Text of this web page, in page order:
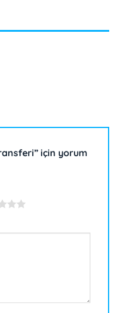
için yorum